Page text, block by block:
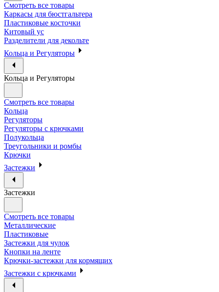
Смотреть все товары
Каркасы для бюстгальтера
Пластиковые косточки
Китовый ус
Разделители для декольте
Кольца и Регуляторы
Кольца и Регуляторы
Смотреть все товары
Кольца
Регуляторы
Регуляторы с крючками
Полукольца
Треугольники и ромбы
Крючки
Застежки
Застежки
Смотреть все товары
Металлические
Пластиковые
Застежки для чулок
Кнопки на ленте
Крючки-застежки для кормящих
Застежки с крючками